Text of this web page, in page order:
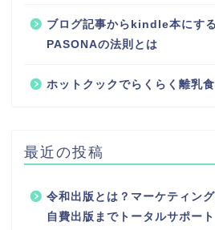
ブログ記事からkindle本にす
PASONAの法則とは
ホットクックでらくらく離乳食
最近の投稿
令和出版とは？マーケティン
自費出版までトータルサポート